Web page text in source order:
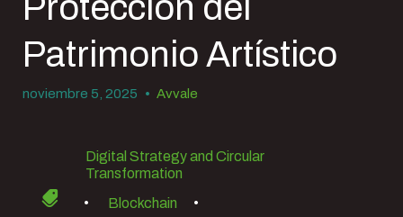
Patrimonio Artístico
noviembre 5, 2025 • Avvale
Digital Strategy and Circular
Transformation
•
Blockchain
•